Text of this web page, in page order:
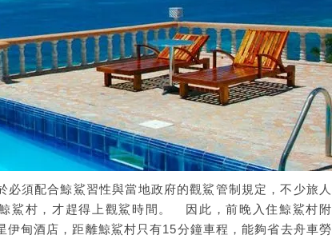
須配合鯨鯊習性與當地政府的觀鯊管制規定，不少旅人
鯊村，才趕得上觀鯊時間。 因此，前晚入住鯨鯊村附
甸酒店，距離鯨鯊村只有15分鐘車程，能夠省去舟車勞